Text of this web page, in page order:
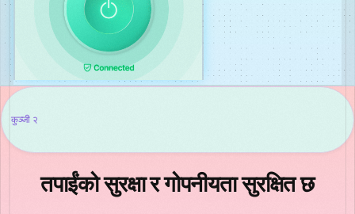
कुञ्जी २
तपाईंको सुरक्षा र गोपनीयता सुरक्षित छ